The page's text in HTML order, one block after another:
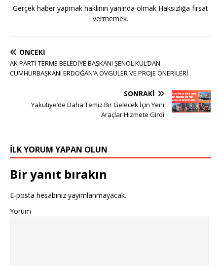
Gerçek haber yapmak haklının yanında olmak Haksızlığa fırsat
vermemek.
ÖNCEKI
AK PARTİ TERME BELEDİYE BAŞKANI ŞENOL KUL’DAN
CUMHURBAŞKANI ERDOĞAN’A ÖVGÜLER VE PROJE ÖNERİLERİ
SONRAKI
Yakutiye’de Daha Temiz Bir Gelecek İçin Yeni
Araçlar Hizmete Girdi
İLK YORUM YAPAN OLUN
Bir yanıt bırakın
E-posta hesabınız yayımlanmayacak.
Yorum